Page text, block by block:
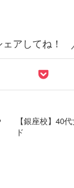
アしてね！
【銀座校】40
ド